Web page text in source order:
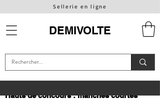
Sellerie en ligne
DEMIVOLTE
Hauts de concours : manches courtes